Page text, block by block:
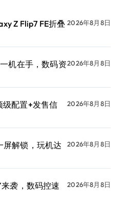
Z Flip7 FE折叠 2026年8月8日
机在手，数码资2026年8月8日
级配置+发售信
2026年8月8日
屏解锁，玩机达
2026年8月8日
袭，数码控速
2026年8月8日